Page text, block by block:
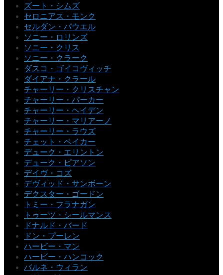
ズート・シムズ
セロニアス・モンク
セルダン・パウエル
ソニー・ロリンズ
ソニー・クリス
ソニー・クラーク
ダスコ・ゴイコヴィッチ
ダイアナ・クラール
チャーリー・クリスチャン
チャーリー・パーカー
チャーリー・ヘイデン
チャーリー・マリアーノ
チャーリー・ラウズ
チェット・ベイカー
デューク・エリントン
デューク・ピアソン
デイヴ・コズ
デヴィッド・サンボーン
デクスター・ゴードン
トミー・フラナガン
トゥーツ・シールマンス
ドナルド・バード
ドン・プーレン
ハービー・マン
ハービー・ハンコック
バルネ・ウィラン